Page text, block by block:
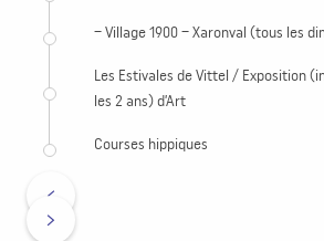
– Village 1900 – Xaronval (tous les
Les Estivales de Vittel / Exposition
les 2 ans) d’Art
Courses hippiques